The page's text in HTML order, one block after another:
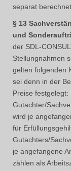
separat berechnet.
§ 13
und
der SDL-
Stellungnahmen
gelten folgenden
sei denn in der
Preise
Gutachter/
wird je
für
Gutachters/
je angefangene
zählen als